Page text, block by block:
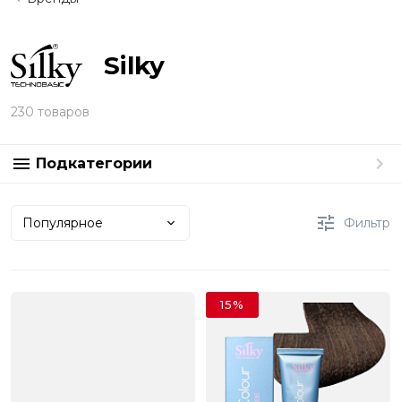
Silky
230 товаров
Подкатегории
Популярное Фильтр
15%